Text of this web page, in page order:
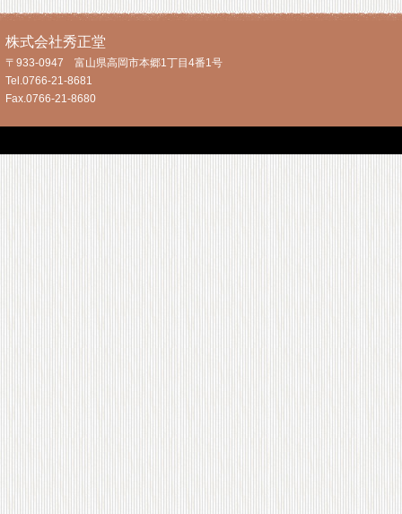
株式会社秀正堂
〒933-0947 富山県高岡市本郷1丁目4番1号
Tel.0766-21-8681
Fax.0766-21-8680